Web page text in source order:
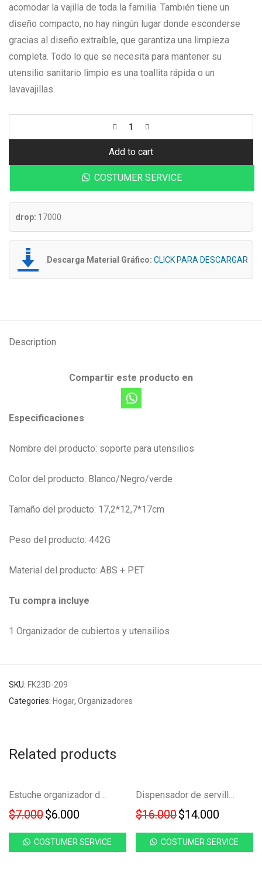
acomodar la vajilla de toda la familia. También tiene un
diseño compacto, no hay ningún lugar donde esconderse
gracias al diseño extraíble, que garantiza una limpieza
completa. Todo lo que se necesita para mantener su
utensilio sanitario limpio es una toallita rápida o un
lavavajillas.
Add to cart
COSTUMER SERVICE
drop: 17000
Descarga Material Gráfico: CLICK PARA DESCARGAR
Description
Compartir este producto en
Especificaciones
Nombre del producto: soporte para utensilios
Color del producto: Blanco/Negro/verde
Tamaño del producto: 17,2*12,7*17cm
Peso del producto: 442G
Material del producto: ABS + PET
Tu compra incluye
1 Organizador de cubiertos y utensilios
SKU: FK23D-209
Categories: Hogar, Organizadores
Related products
-
NUEVO!
14%
Estuche organizador de limpieza bucal ‘036
$7.000Original price was: $7.000.
$6.000 Current price is: $6.000.
COSTUMER SERVICE
-
12%
NUEVO!
Dispensador de servilletas con soporte para celular JY155
$16.000Original price
$14.000
COSTUMER SERVICE